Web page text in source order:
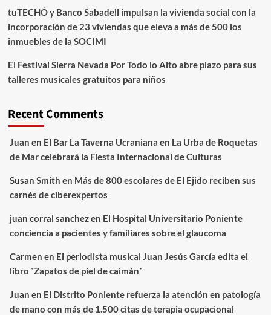
tuTECHÔ y Banco Sabadell impulsan la vivienda social con la
incorporación de 23 viviendas que eleva a más de 500 los
inmuebles de la SOCIMI
El Festival Sierra Nevada Por Todo lo Alto abre plazo para sus
talleres musicales gratuitos para niños
Recent Comments
Juan en El Bar La Taverna Ucraniana en La Urba de Roquetas
de Mar celebrará la Fiesta Internacional de Culturas
Susan Smith en Más de 800 escolares de El Ejido reciben sus
carnés de ciberexpertos
juan corral sanchezen El Hospital Universitario Poniente
conciencia a pacientes y familiares sobre el glaucoma
Carmen en El periodista musical Juan Jesús García edita el
libro `Zapatos de piel de caimán´
Juan en El Distrito Poniente refuerza la atención en patología
de mano con más de 1.500 citas de terapia ocupacional